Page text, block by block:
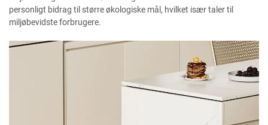
personligt bidrag til større økologiske mål, hvilket især taler til
miljøbevidste forbrugere.